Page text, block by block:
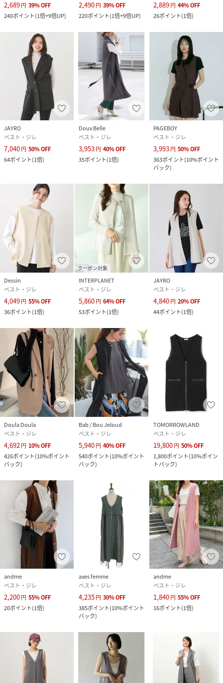
2,689円 39%OFF
240ポイント(1倍+9倍UP)
2,490円 39%OFF
220ポイント(1倍+9倍UP)
2,889円 44%OFF
26ポイント(1倍)
JAYRO
ベスト・ジレ
7,040円 50%OFF
64ポイント(1倍)
Doux Belle
ベスト・ジレ
3,953円 40%OFF
35ポイント(1倍)
PAGEBOY
ベスト・ジレ
3,993円 50%OFF
363ポイント(10%ポイント
バック)
Dessin
ベスト・ジレ
4,049円 55%OFF
36ポイント(1倍)
クーポン対象
INTERPLANET
ベスト・ジレ
5,860円 64%OFF
53ポイント(1倍)
JAYRO
ベスト・ジレ
4,840円 20%OFF
44ポイント(1倍)
Doula Doula
ベスト・ジレ
4,692 円 10%OFF
426ポイント(10%ポイント
バック)
Bab / Bou Jeloud
ベスト・ジレ
5,940円 40%OFF
540ポイント(10%ポイント
バック)
TOMORROWLAND
ベスト・ジレ
19,800円 50%OFF
1,800ポイント(10%ポイン
トバック)
andme
ベスト・ジレ
2,200円 55%OFF
20ポイント(1倍)
axes femme
ベスト・ジレ
4,235円 30%OFF
385ポイント(10%ポイント
バック)
andme
ベスト・ジレ
1,840円 55%OFF
16ポイント(1倍)